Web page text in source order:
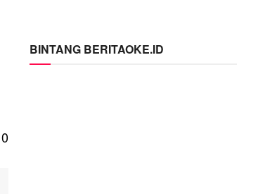
0
BINTANG BERITAOKE.ID